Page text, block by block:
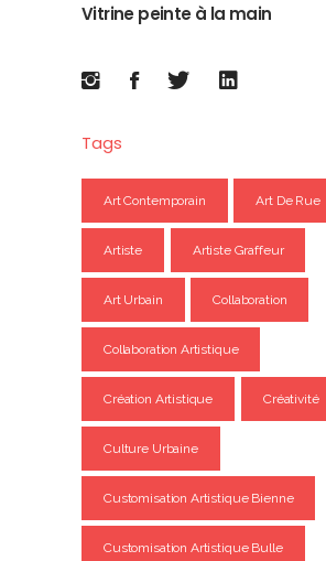
Vitrine peinte à la main
Tags
Art Contemporain Art De Rue
Artiste Artiste Graffeur
Art Urbain Collaboration
Collaboration Artistique
Création Artistique Créativité
Culture Urbaine
Customisation Artistique Bienne
Customisation Artistique Bulle